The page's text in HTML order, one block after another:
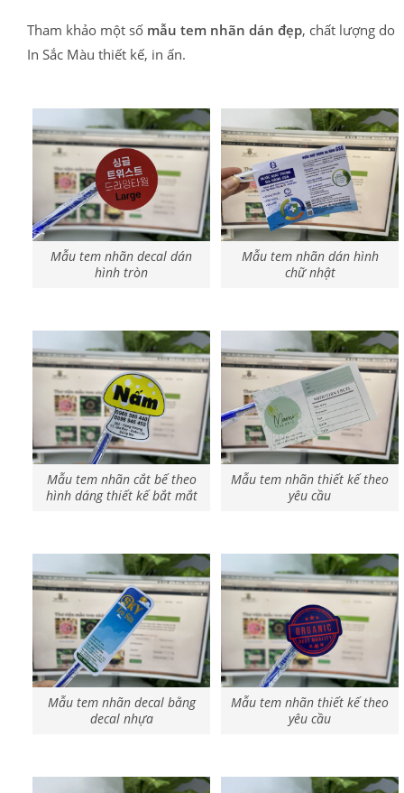
Tham khảo một số mẫu tem nhãn dán đẹp, chất lượng do
In Sắc Màu thiết kế, in ấn.
Mẫu tem nhãn decal dán
hình tròn
Mẫu tem nhãn dán hình
chữ nhật
Mẫu tem nhãn cắt bế theo
hình dáng thiết kế bắt mắt
Mẫu tem nhãn thiết kế theo
yêu cầu
Mẫu tem nhãn decal bằng
decal nhựa
Mẫu tem nhãn thiết kế theo
yêu cầu